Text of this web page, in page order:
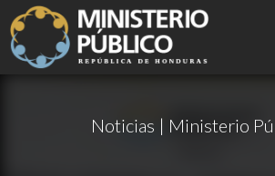
Noticias | Ministerio